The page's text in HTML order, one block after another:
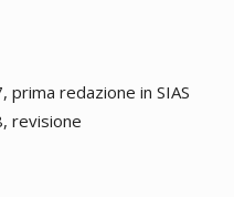
prima redazione in SIAS
revisione